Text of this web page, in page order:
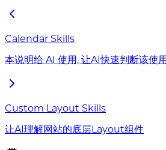
Calendar Skills
本说明给 AI 使用, 让AI快速判断该使
Custom Layout Skills
让AI理解网站的底层Layout组件